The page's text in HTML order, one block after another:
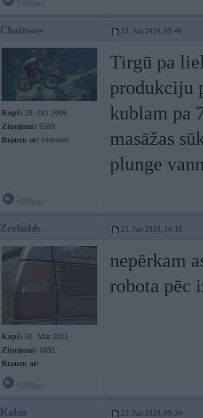
Chainsaw 13. Jun 2026, 09:46
Kopš: 28. Oct 2006
Ziņojumi: 6569
Braucu ar: trimmeri
Tirgū pa
produkciju
kublam pa
masāžas
plunge
Zeebalds 21. Jun 2026, 14:18
Kopš: 31. Mar 2011
Ziņojumi: 1692
Braucu ar:
nepērkam
robota pēc
Kalnz 22. Jun 2026, 09:34